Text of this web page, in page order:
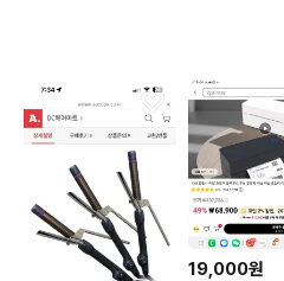
19,000원